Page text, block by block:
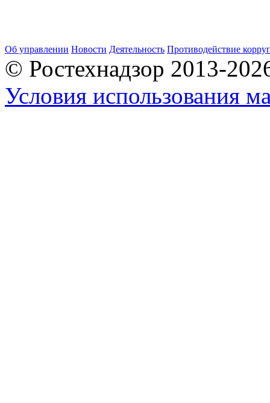
Об управлении Новости Деятельность Противодействие
© Ростехнадзор 2013-
Условия использования